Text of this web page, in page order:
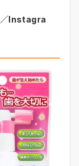
／Instagra